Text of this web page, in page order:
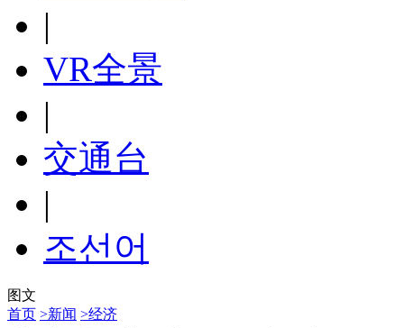
|
VR全景
|
交通台
|
조선어
图文
首页 >新闻 >经济